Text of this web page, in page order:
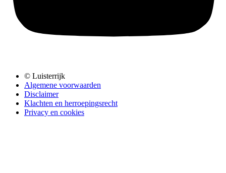
© Luisterrijk
Algemene voorwaarden
Disclaimer
Klachten en herroepingsrecht
Privacy en cookies